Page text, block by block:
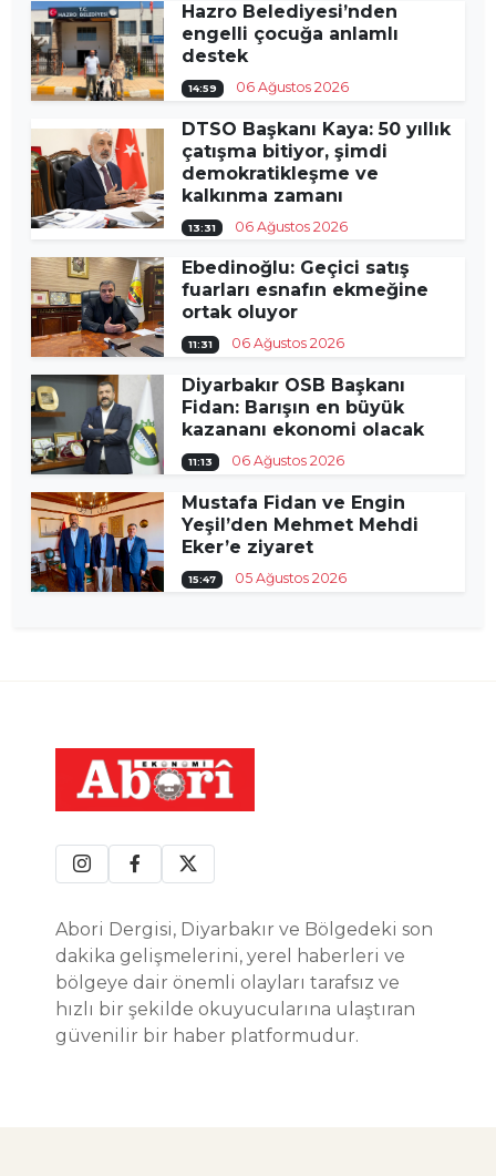
Hazro Belediyesi’nden
engelli çocuğa anlamlı
destek
14:59 06 Ağustos 2026
DTSO Başkanı Kaya: 50 yıllık
çatışma bitiyor, şimdi
demokratikleşme ve
kalkınma zamanı
13:31 06 Ağustos 2026
Ebedinoğlu: Geçici satış
fuarları esnafın ekmeğine
ortak oluyor
11:31 06 Ağustos 2026
Diyarbakır OSB Başkanı
Fidan: Barışın en büyük
kazananı ekonomi olacak
11:13 06 Ağustos 2026
Mustafa Fidan ve Engin
Yeşil’den Mehmet Mehdi
Eker’e ziyaret
15:47 05 Ağustos 2026
Abori Dergisi, Diyarbakır ve Bölgedeki son
dakika gelişmelerini, yerel haberleri ve
bölgeye dair önemli olayları tarafsız ve
hızlı bir şekilde okuyucularına ulaştıran
güvenilir bir haber platformudur.